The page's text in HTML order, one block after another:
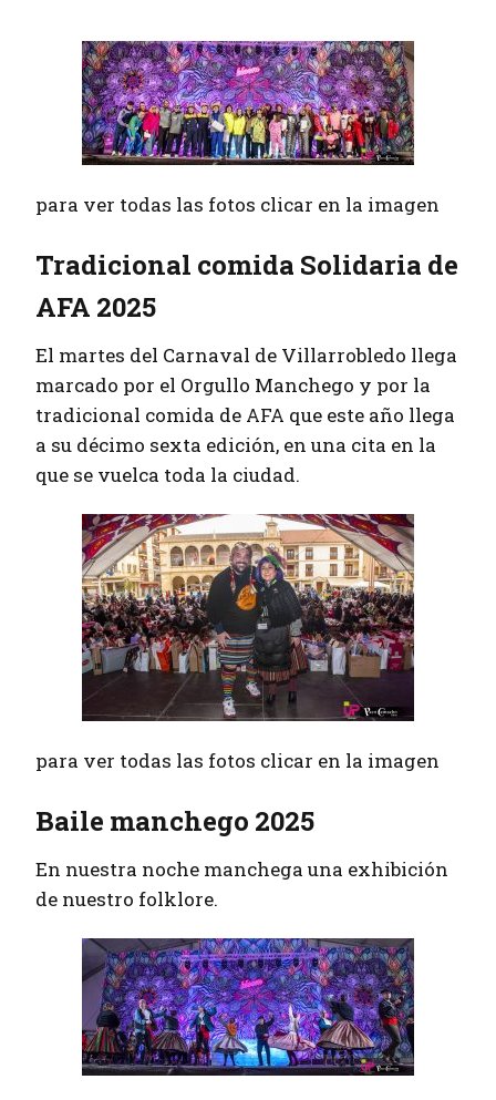
para ver todas las fotos clicar en la imagen
Tradicional comida Solidaria de
AFA 2025
El martes del Carnaval de Villarrobledo llega
marcado por el Orgullo Manchego y por la
tradicional comida de AFA que este año llega
a su décimo sexta edición, en una cita en la
que se vuelca toda la ciudad.
para ver todas las fotos clicar en la imagen
Baile manchego 2025
En nuestra noche manchega una exhibición
de nuestro folklore.